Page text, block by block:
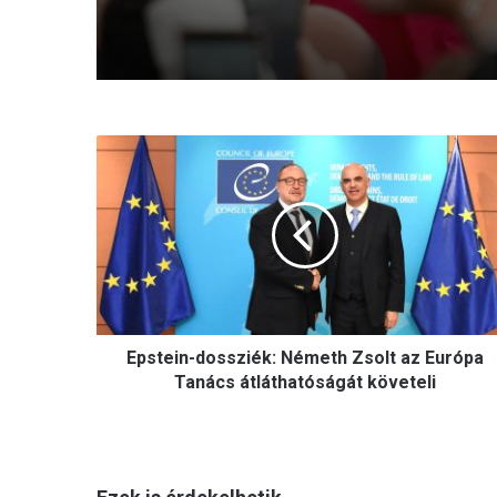
E
i
n
-
d
Epstein-dossziék: Németh Zsolt az Európa
Tanács átláthatóságát követeli